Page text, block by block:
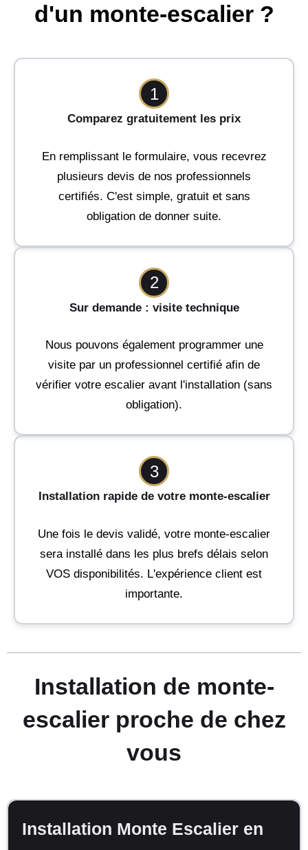
d'un monte-escalier ?
1
Comparez gratuitement les prix
En remplissant le formulaire, vous recevrez
plusieurs devis de nos professionnels
certifiés. C'est simple, gratuit et sans
obligation de donner suite.
2
Sur demande : visite technique
Nous pouvons également programmer une
visite par un professionnel certifié afin de
vérifier votre escalier avant l'installation (sans
obligation).
3
Installation rapide de votre monte-escalier
Une fois le devis validé, votre monte-escalier
sera installé dans les plus brefs délais selon
VOS disponibilités. L'expérience client est
importante.
Installation de monte-
escalier proche de chez
vous
Installation Monte Escalier en